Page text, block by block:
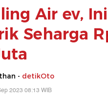
Air ev,
Seharga
- detikOto
2023 08:13 WIB